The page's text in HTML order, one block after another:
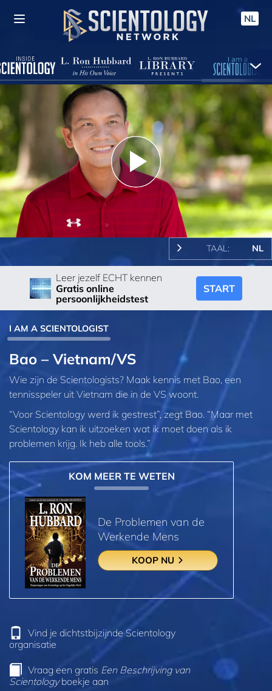
NL
Play
Video
TAAL: NL
Leer jezelf ECHT kennen
Gratis online
persoonlijkheidstest
START
I AM A SCIENTOLOGIST
Bao – Vietnam/VS
Wie zijn de Scientologists? Maak kennis met Bao, een
tennisspeler uit Vietnam die in de VS woont.
“Voor Scientology werd ik gestrest”, zegt Bao. “Maar met
Scientology kan ik uitzoeken wat ik moet doen als ik
problemen krijg. Ik heb alle tools.”
KOM MEER TE WETEN
De Problemen van de
Werkende Mens
KOOP NU
Vind je dichtstbijzijnde Scientology
organisatie
Vraag een gratis Een Beschrijving van
Scientologyboekje aan